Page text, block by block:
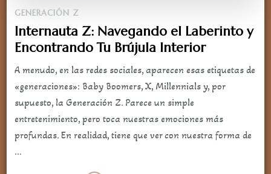
GENERACIÓN Z
Internauta Z: Navegando el Laberinto y
Encontrando Tu Brújula Interior
A menudo, en las redes sociales, aparecen esas etiquetas de
«generaciones»: Baby Boomers, X, Millennials y, por
supuesto, la Generación Z. Parece un simple
entretenimiento, pero toca nuestras emociones más
profundas. En realidad, tiene que ver con nuestra forma de
…